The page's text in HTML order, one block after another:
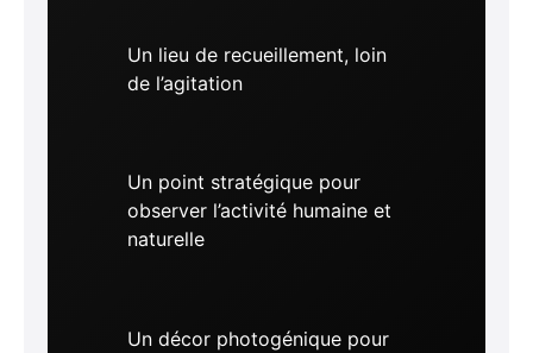
Un lieu de recueillement, loin
de l’agitation
Un point stratégique pour
observer l’activité humaine et
naturelle
Un décor photogénique pour